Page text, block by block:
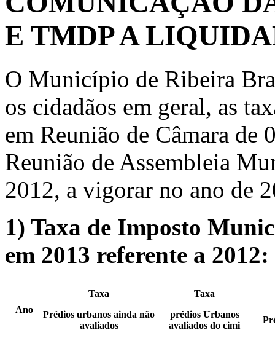
E TMDP A
O Município de Ribeira
os cidadãos em geral, as
em Reunião de Câmara de
Reunião de Assembleia
2012, a vigorar no ano de
1) Taxa de Imposto
em 2013 referente a 2012:
Ano
Taxa
Prédios urbanos ainda não
avaliados
Taxa
prédios Urbanos
avaliados do cimi